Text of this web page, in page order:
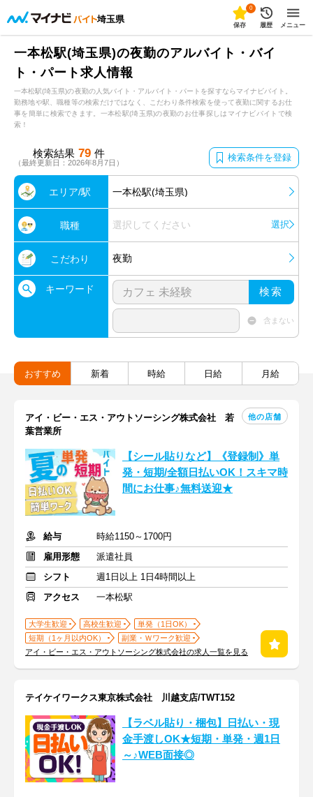
埼玉県
0
保存 履歴 メニュー
一本松駅(埼玉県)の夜勤のアルバイト・バイ
ト・パート求人情報
一本松駅(埼玉県)の夜勤の人気バイト・アルバイト・パートを探すならマイナビバイト。
勤務地や駅、職種等の検索だけではなく、こだわり条件検索を使って夜勤に関するお仕
事を簡単に検索できます。一本松駅(埼玉県)の夜勤のお仕事探しはマイナビバイトで検
索！
検索結果 79 件
（最終更新日：2026年8月7日） 検索条件を登録
エリア/駅 一本松駅(埼玉県)
職種 選択してください 選択
こだわり 夜勤
キーワード 検索
含まない
おすすめ 新着 時給 日給 月給
アイ・ビー・エス・アウトソーシング株式会社 若
葉営業所
他の店舗
【シール貼りなど】《登録制》単
発・短期/全額日払いOK！スキマ時
間にお仕事♪無料送迎★
給与
時給1150～1700円
雇用形態
派遣社員
シフト
週1日以上 1日4時間以上
アクセス
一本松駅
大学生歓迎 高校生歓迎
単発（1日OK）
短期（1ヶ月以内OK）
副業・Ｗワーク歓迎
アイ・ビー・エス・アウトソーシング株式会社の求人一覧を見る
テイケイワークス東京株式会社 川越支店/TWT152
【ラベル貼り・梱包】日払い・現
金手渡しOK★短期・単発・週1日
～♪WEB面接◎